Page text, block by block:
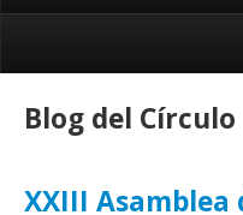
Facebook
Instagram
Portavoz Municipal
Consejo Ciudadano
Blog del Círculo
XXIII Asamblea